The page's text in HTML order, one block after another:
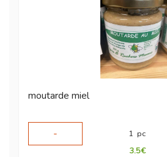
moutarde miel
-
1 pc
3.5€